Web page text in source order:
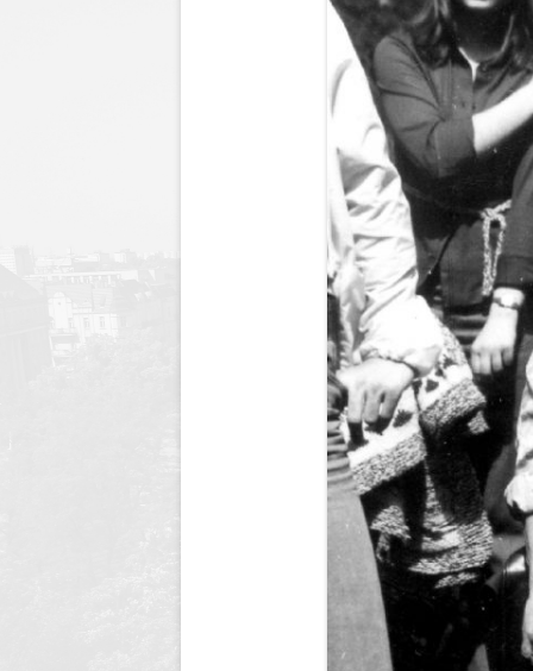
Nagrody Stowarzyszenia89 lecie szkoły
90 lecie urodzin i 70
Borsukiewicza
85 lecie szkoły
80 lecie szkoły
70 lecie szkoły
60 lecie szkoły
50 lecie szkoły
polegli i
1945
Humor